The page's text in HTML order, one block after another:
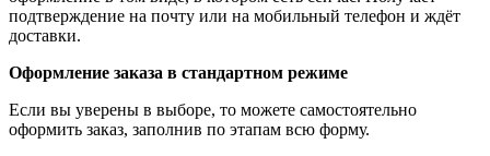
подтверждение на почту или на мобильный телефон и ждёт
доставки.
Оформление заказа в стандартном режиме
Если вы уверены в выборе, то можете самостоятельно
оформить заказ, заполнив по этапам всю форму.